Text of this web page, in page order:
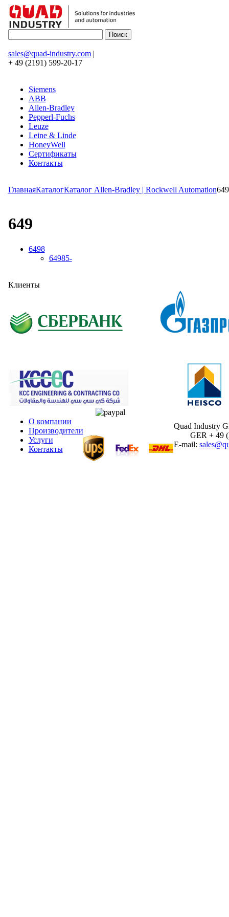
sales@quad-industry.com|
+ 49 (2191) 599-20-17
Siemens
ABB
Allen-Bradley
Pepperl-Fuchs
Leuze
Leine & Linde
HoneyWell
Сертификаты
Контакты
ГлавнаяКаталогКаталог Allen-Bradley | Rockwell Automation649
649
6498
64985-
Клиенты
О компании
Производители
Услуги
Контакты
Quad Industry
GER + 49
E-mail: